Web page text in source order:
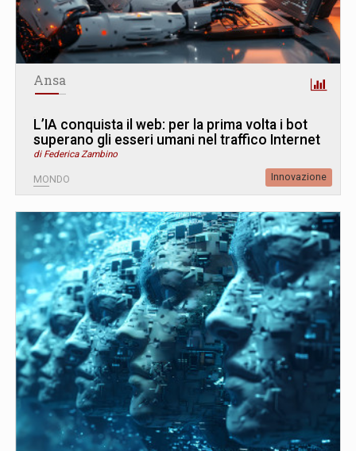
Ansa
L’IA conquista il web: per la prima volta i bot
superano gli esseri umani nel traffico Internet
di Federica Zambino
MONDO Innovazione